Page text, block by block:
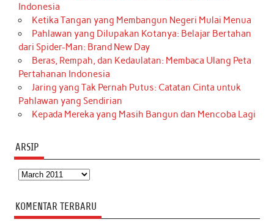
Indonesia
Ketika Tangan yang Membangun Negeri Mulai Menua
Pahlawan yang Dilupakan Kotanya: Belajar Bertahan
dari Spider-Man: Brand New Day
Beras, Rempah, dan Kedaulatan: Membaca Ulang Peta
Pertahanan Indonesia
Jaring yang Tak Pernah Putus: Catatan Cinta untuk
Pahlawan yang Sendirian
Kepada Mereka yang Masih Bangun dan Mencoba Lagi
ARSIP
Arsip
KOMENTAR TERBARU